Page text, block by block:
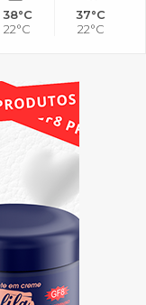
38°C
22°C
37°C
22°C